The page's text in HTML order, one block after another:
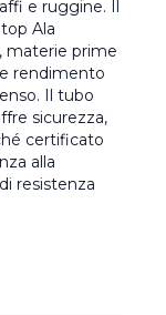
e ruggine. Il
Ala
materie prime
rendimento
Il tubo
sicurezza,
certificato
alla
resistenza